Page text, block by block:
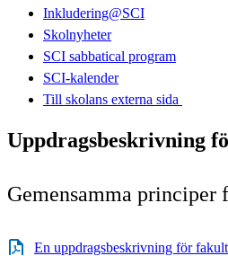
Inkludering@SCI
Skolnyheter
SCI sabbatical program
SCI-kalender
Till skolans externa sida​​​​​​​
Uppdragsbeskrivning
Gemensamma principer
En uppdragsbeskrivning för